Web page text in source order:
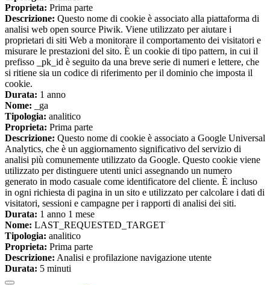
Proprieta: Prima parte
Descrizione: Questo nome di cookie è associato alla piattaforma di
analisi web open source Piwik. Viene utilizzato per aiutare i
proprietari di siti Web a monitorare il comportamento dei visitatori e
misurare le prestazioni del sito. È un cookie di tipo pattern, in cui il
prefisso _pk_id è seguito da una breve serie di numeri e lettere, che
si ritiene sia un codice di riferimento per il dominio che imposta il
cookie.
Durata: 1 anno
Nome: _ga
Tipologia: analitico
Proprieta: Prima parte
Descrizione: Questo nome di cookie è associato a Google Universal
Analytics, che è un aggiornamento significativo del servizio di
analisi più comunemente utilizzato da Google. Questo cookie viene
utilizzato per distinguere utenti unici assegnando un numero
generato in modo casuale come identificatore del cliente. È incluso
in ogni richiesta di pagina in un sito e utilizzato per calcolare i dati di
visitatori, sessioni e campagne per i rapporti di analisi dei siti.
Durata: 1 anno 1 mese
Nome: LAST_REQUESTED_TARGET
Tipologia: analitico
Proprieta: Prima parte
Descrizione: Analisi e profilazione navigazione utente
Durata: 5 minuti